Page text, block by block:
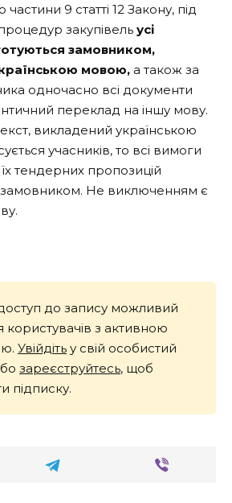
9 статті 12 Закону, під
закупівель усі
замовником,
мовою, а також за
одночасно всі документи
переклад на іншу мову.
викладений українською
учасників, то всі вимоги
тендерних пропозицій
Не виключенням є
до запису можливий
з активною
Увійдіть у свій особистий
зареєструйтесь, щоб
підписку.